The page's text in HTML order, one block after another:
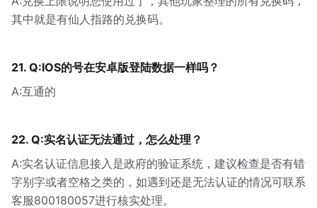
其中就是有仙人指路的兑换码。
21. Q:IOS的号在安卓版登陆数据一样吗？
A:互通的
22. Q:实名认证无法通过，怎么处理？
A:实名认证信息接入是政府的验证系统，建议检查是否有错
字别字或者空格之类的，如遇到还是无法认证的情况可联系
客服800180057进行核实处理。